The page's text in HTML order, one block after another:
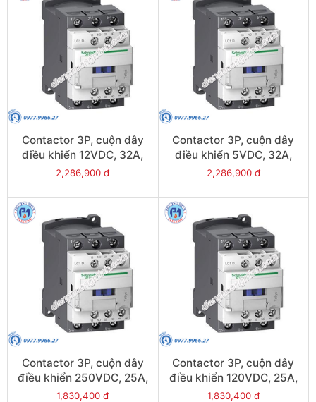
Contactor 3P, cuộn dây
điều khiển 12VDC, 32A,
1N/O, 1N/C - Model
2,286,900 đ
Contactor 3P, cuộn dây
điều khiển 5VDC, 32A,
1N/O, 1N/C - Model
2,286,900 đ
Contactor 3P, cuộn dây
điều khiển 250VDC, 25A,
1N/O, 1N/C - Model
1,830,400 đ
Contactor 3P, cuộn dây
điều khiển 120VDC, 25A,
1N/O, 1N/C - Model
1,830,400 đ